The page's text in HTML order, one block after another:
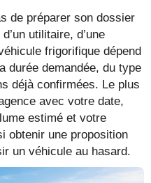
de préparer son dossier
utilitaire, d’une
frigorifique dépend
durée demandée, du type
déjà confirmées. Le plus
avec votre date,
estimé et votre
obtenir une proposition
un véhicule au hasard.